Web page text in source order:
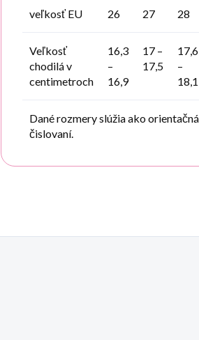
veľkosť EU 26 27 28
Veľkosť
chodilá v
centimetroch
16,3
–
16,9
17 –
17,5
17,6
–
18,1
Dané rozmery slúžia ako
čislovaní.